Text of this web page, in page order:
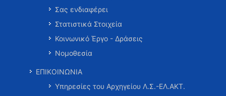
Σας ενδιαφέρει
Στατιστικά Στοιχεία
Κοινωνικό Έργο - Δράσεις
Νομοθεσία
ΕΠΙΚΟΙΝΩΝΙΑ
Υπηρεσίες του Αρχηγείου Λ.Σ.-ΕΛ.ΑΚΤ.